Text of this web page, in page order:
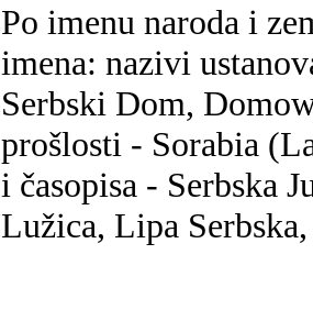
Po imenu naroda i
imena: nazivi
Serbski Dom,
prošlosti - Sorabia
i časopisa - Serbska
Lužica, Lipa